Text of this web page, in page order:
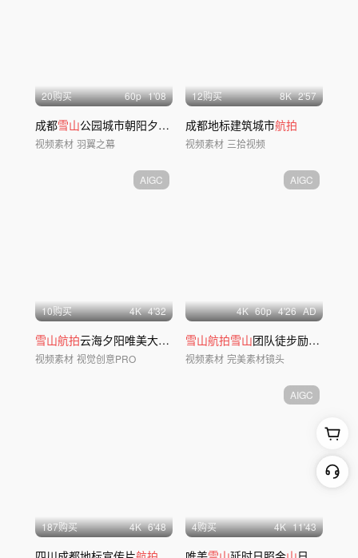
20购买 60p 1'08
成都雪山公园城市朝阳夕阳城市4K
视频素材 羽翼之幕
12购买 8K 2'57
成都地标建筑城市航拍
视频素材 三拾视频
AIGC
10购买 4K 4'32
雪山航拍云海夕阳唯美大气延时
视频素材 视觉创意PRO
AIGC
4K 60p 4'26 AD
雪山航拍雪山团队徒步励志攀登滑
视频素材 完美素材镜头
187购买 4K 6'48
AIGC
4购买 4K 11'43